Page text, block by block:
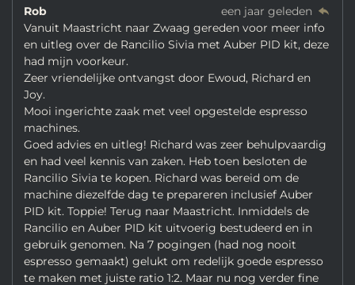
Rob
een jaar geleden
Vanuit Maastricht naar Zwaag gereden voor meer info
en uitleg over de Rancilio Sivia met Auber PID kit, deze
had mijn voorkeur.
Zeer vriendelijke ontvangst door Ewoud, Richard en
Joy.
Mooi ingerichte zaak met veel opgestelde espresso
machines.
Goed advies en uitleg! Richard was zeer behulpvaardig
en had veel kennis van zaken. Heb toen besloten de
Rancilio Sivia te kopen. Richard was bereid om de
machine diezelfde dag te prepareren inclusief Auber
PID kit. Toppie! Terug naar Maastricht. Inmiddels de
Rancilio en Auber PID kit uitvoerig bestudeerd en in
gebruik genomen. Na 7 pogingen (had nog nooit
espresso gemaakt) gelukt om redelijk goede espresso
te maken met juiste ratio 1:2. Maar nu nog verder fine